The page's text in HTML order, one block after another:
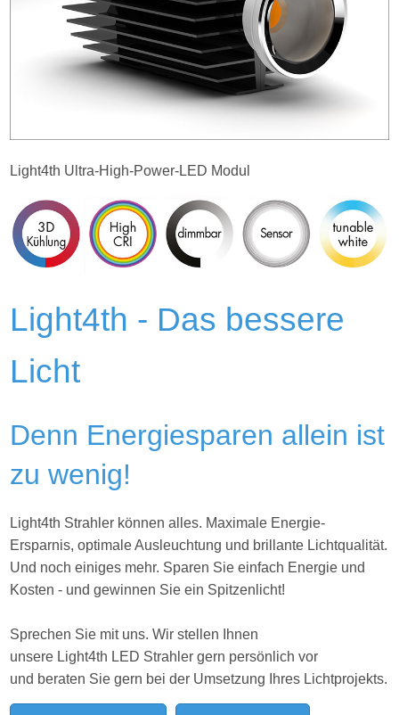
Light4th Ultra-High-Power-LED Modul
Light4th - Das bessere
Licht
Denn Energiesparen allein ist
zu wenig!
Light4th Strahler können alles. Maximale Energie-
Ersparnis, optimale Ausleuchtung und brillante Lichtqualität.
Und noch einiges mehr. Sparen Sie einfach Energie und
Kosten - und gewinnen Sie ein Spitzenlicht!
Sprechen Sie mit uns. Wir stellen Ihnen
unsere Light4th LED Strahler gern persönlich vor
und beraten Sie gern bei der Umsetzung Ihres Lichtprojekts.